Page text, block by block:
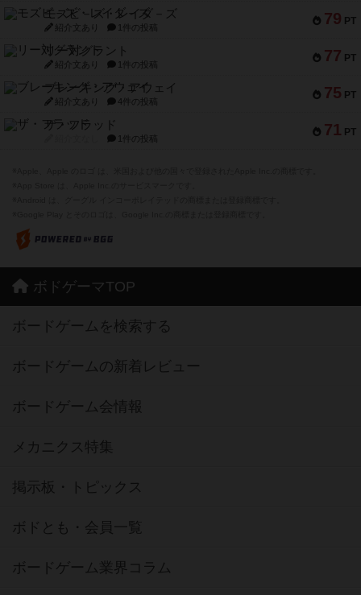
79 PT
モズビ－ズ・レイダ－ズ
紹介文あり 1件の投稿
77 PT
リー対グラント
紹介文あり 1件の投稿
75 PT
ブレーキング・アウェイ
紹介文あり 4件の投稿
71 PT
ザ・フラッド
1件の投稿
ボドゲーマTOP
ボードゲームを検索する
ボードゲームの新着レビュー
ボードゲーム会情報
メカニクス特集
掲示板・トピックス
ボドとも・会員一覧
ボードゲーム業界コラム